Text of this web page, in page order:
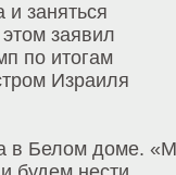
и заняться
заявил
по итогам
Израиля
в Белом доме.